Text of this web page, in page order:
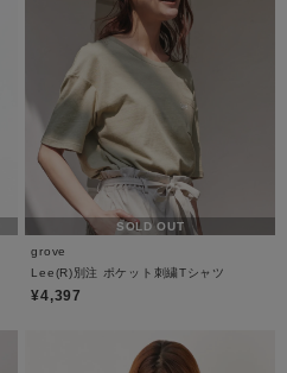
SOLD OUT
grove
Lee(R)別注 ポケット刺繍Tシャツ
¥4,397